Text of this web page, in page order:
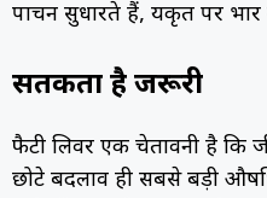
पाचन सुधारते हैं, यकृत पर
सतर्कता है जरूरी
फैटी लिवर एक चेतावनी है कि
छोटे बदलाव ही सबसे बड़ी